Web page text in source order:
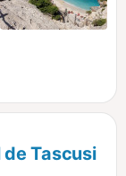
Tascusi